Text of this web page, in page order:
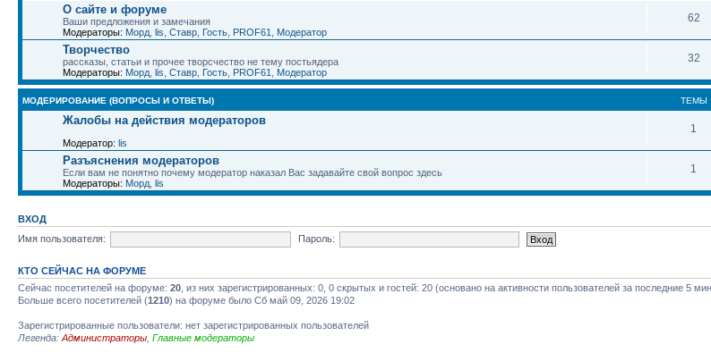
О сайте и форуме
Ваши предложения и замечания
Модераторы: Морд lis Ставр Гость PROF61 Модератор
62
Творчество
рассказы, статьи и прочее творсчество не тему постьядера
Модераторы: Морд lis Ставр Гость PROF61 Модератор
32
МОДЕРИРОВАНИЕ (ВОПРОСЫ И ОТВЕТЫ) ТЕМЫ
Жалобы на действия модераторов
Модератор: lis
1
Разъяснения модераторов
Если вам не понятно почему модератор наказал Вас задавайте свой вопрос здесь
Модераторы: Морд lis
1
ВХОД
Имя пользователя:
Пароль:
КТО СЕЙЧАС НА ФОРУМЕ
Сейчас посетителей на форуме: 20 , из них зарегистрированных: 0, 0 скрытых и гостей: 20 (основано на активности пользователей за последние 5
Больше всего посетителей (1210) на форуме было Сб май 09, 2026 19:02
Зарегистрированные пользователи: нет зарегистрированных пользователей
Легенда: Администраторы Главные модераторы